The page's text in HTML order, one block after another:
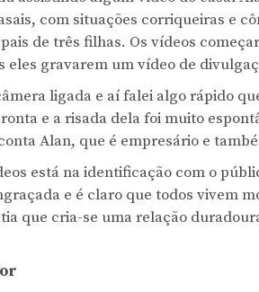
com situações corriqueiras e
de três filhas. Os vídeos
eles gravarem um vídeo de
ligada e aí falei algo rápido
e a risada dela foi muito
Alan, que é empresário e
está na identificação com o
e é claro que todos vivem
que cria-se uma relação